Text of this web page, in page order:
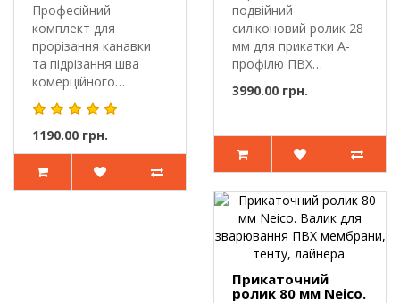
ніж. Грувер.
Підкладка. Леза
Професійний
комплект для
прорізання канавки
та підрізання шва
комерційного
лінолеуму.Професійний
ком..
1190.00 грн.
подвійний
силіконовий ролик 28
мм для прикатки А-
профілю ПВХ
прикато..
3990.00 грн.
Прикаточний
ролик 80 мм Neico.